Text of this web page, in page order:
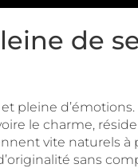
de
pleine
le charme,
vite naturels à
sans